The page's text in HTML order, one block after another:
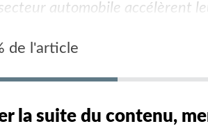
automobile accélèrent
de l'article
la suite du contenu,